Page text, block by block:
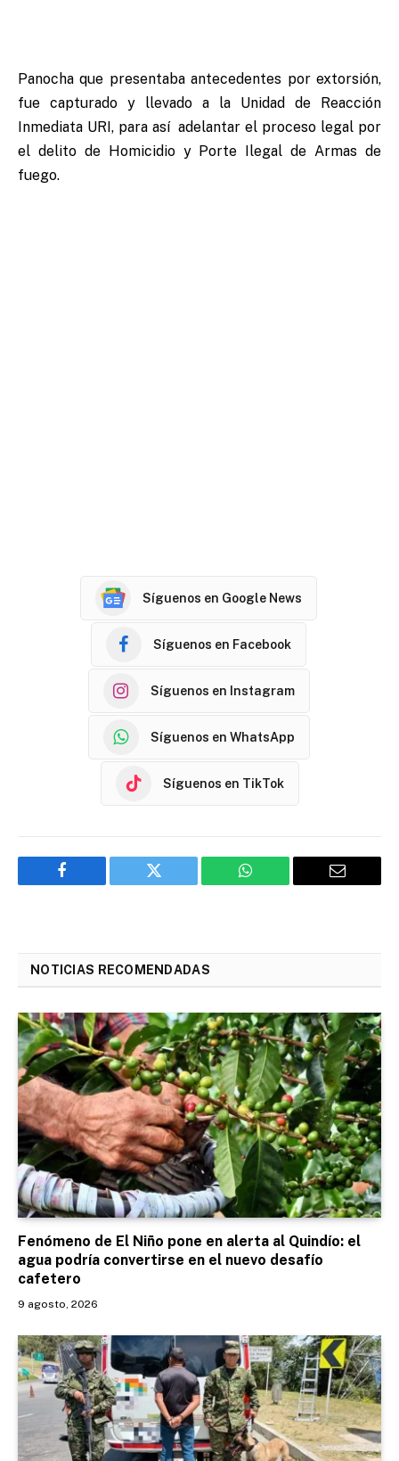
Panocha que presentaba antecedentes por extorsión,
fue capturado y llevado a la Unidad de Reacción
Inmediata URI, para así adelantar el proceso legal por
el delito de Homicidio y Porte Ilegal de Armas de
fuego.
Síguenos en Google News
Síguenos en Facebook
Síguenos en Instagram
Síguenos en WhatsApp
Síguenos en TikTok
Facebook Twitter WhatsApp Email
NOTICIAS RECOMENDADAS
Fenómeno de El Niño pone en alerta al Quindío: el
agua podría convertirse en el nuevo desafío
cafetero
9 agosto, 2026